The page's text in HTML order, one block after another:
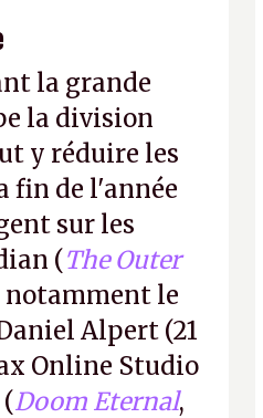
la grande
la division
y réduire les
fin de l'année
sur les
(The Outer
notamment le
Alpert (21
Online Studio
Doom Eternal,